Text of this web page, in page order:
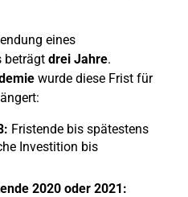
eines
beträgt drei Jahre.
wurde diese Frist für
Fristende bis spätestens
Investition bis
2020 oder 2021: